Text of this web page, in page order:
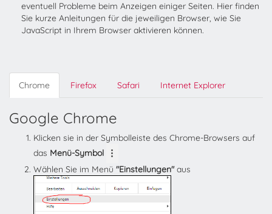
eventuell Probleme beim Anzeigen einiger Seiten. Hier finden
Sie kurze Anleitungen für die jeweiligen Browser, wie Sie
JavaScript in Ihrem Browser aktivieren können.
Chrome Firefox Safari Internet Explorer
Google Chrome
Klicken sie in der Symbolleiste des Chrome-Browsers auf
das Menü-Symbol
Wählen Sie im Menü "Einstellungen"aus